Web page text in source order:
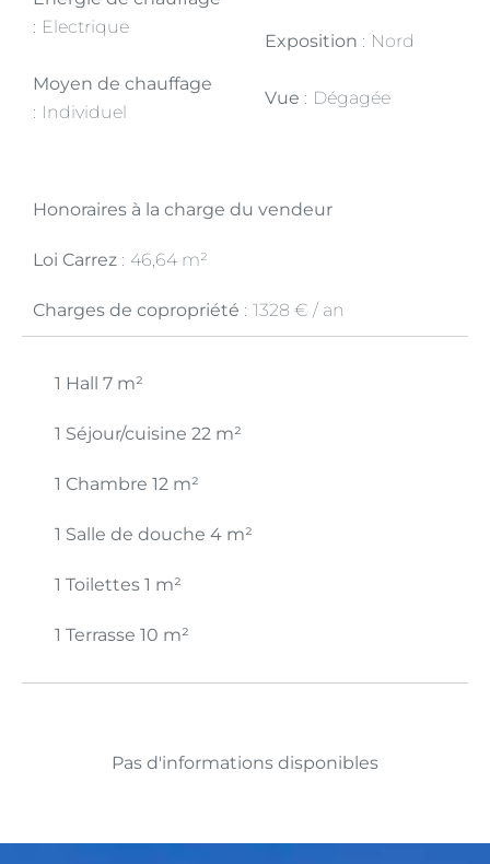
Electrique
Moyen de chauffage
Individuel
Exposition Nord
Vue Dégagée
Honoraires à la charge du vendeur
Loi Carrez 46,64 m²
Charges de copropriété 1328 € / an
1 Hall 7 m²
1 Séjour/cuisine 22 m²
1 Chambre 12 m²
1 Salle de douche 4 m²
1 Toilettes 1 m²
1 Terrasse 10 m²
Pas d'informations disponibles